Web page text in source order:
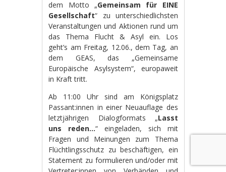
dem Motto „Gemeinsam für EINE
Gesellschaft“ zu unterschiedlichsten
Veranstaltungen und Aktionen rund um
das Thema Flucht & Asyl ein. Los
geht’s am Freitag, 12.06., dem Tag, an
dem GEAS, das „Gemeinsame
Europäische Asylsystem“, europaweit
in Kraft tritt.
Ab 11:00 Uhr sind am Königsplatz
Passant:innen in einer Neuauflage des
letztjährigen Dialogformats „Lasst
uns reden…“ eingeladen, sich mit
Fragen und Meinungen zum Thema
Flüchtlingsschutz zu beschäftigen, ein
Statement zu formulieren und/oder mit